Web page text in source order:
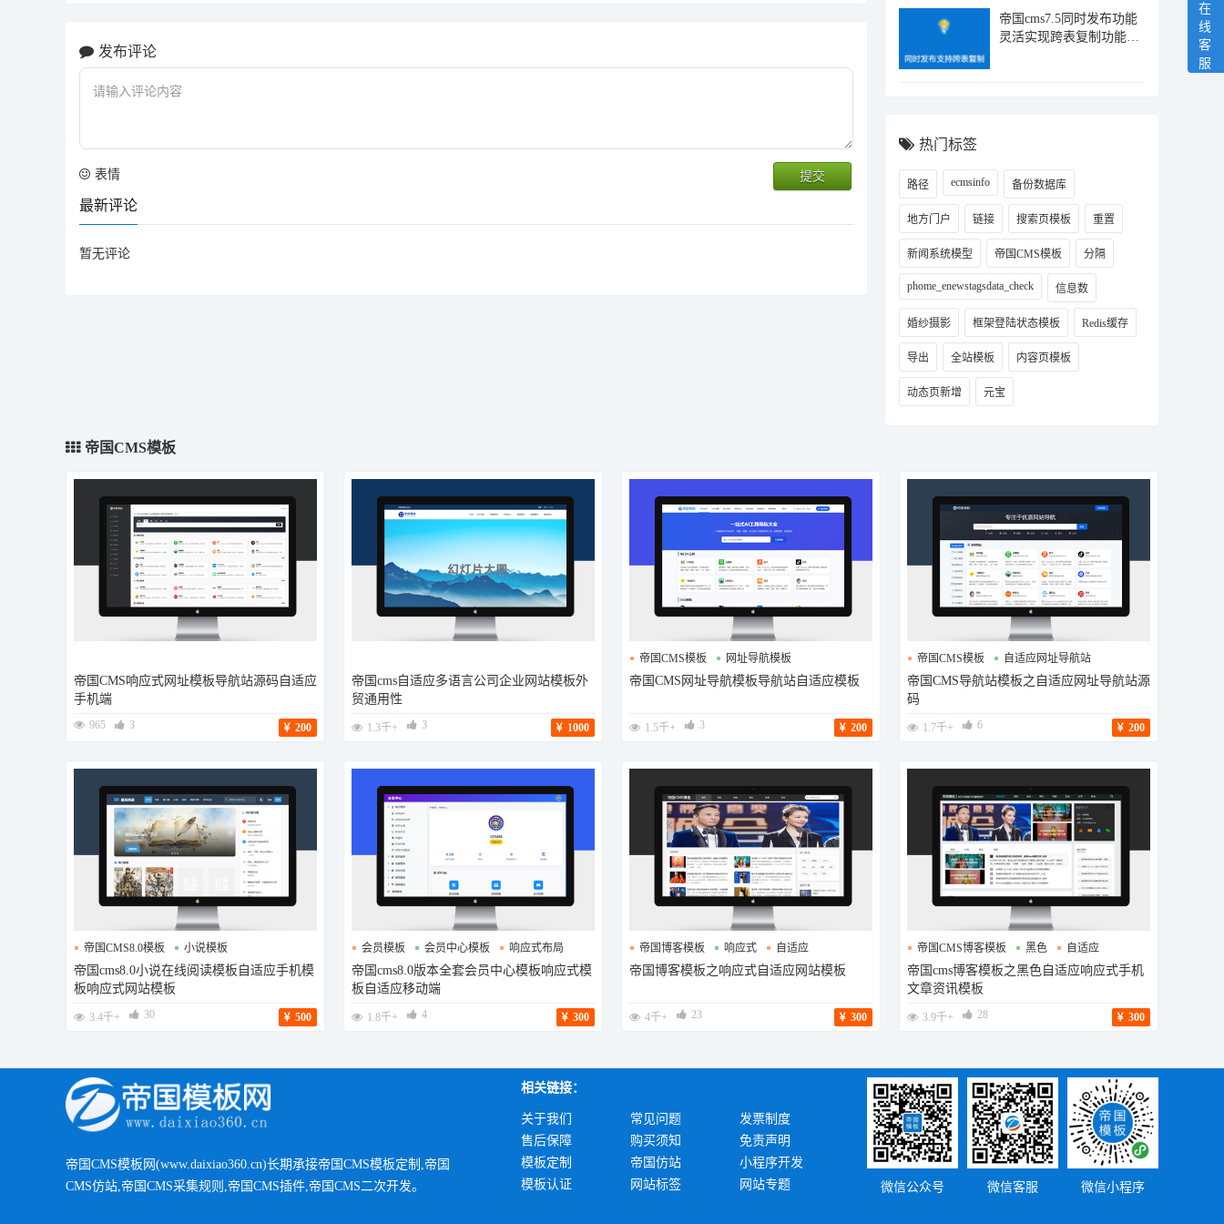
发布评论
表情
最新评论
暂无评论
帝国cms7.5同时发布功能
灵活实现跨表复制功能插
热门标签
路径 ecmsinfo 备份数据库
地方门户 链接 搜索页模板 重置
新闻系统模型 帝国CMS‌模板 分隔
phome_enewstagsdata_check 信息数
婚纱摄影 框架登陆状态模板 Redis缓存
导出 全站模板 内容页模板
动态页新增 元宝
帝国CMS模板
帝国CMS响应式网址模板导航站源码自适应
手机端
965 3 200
帝国cms自适应多语言公司企业网站模板外
贸通用性
1.3千+ 3 1000
帝国CMS模板 网址导航模板
AI导航站模板
帝国CMS网址导航模板导航站自适应模板
1.5千+ 3 200
帝国CMS模板 自适应网址导航站
导航站模板
帝国CMS导航站模板之自适应网址导航站源
码
1.7千+ 6 200
帝国CMS8.0模板 小说模板
自适应手机模板
帝国cms8.0小说在线阅读模板自适应手机模
板响应式网站模板
3.4千+ 30 500
会员模板 会员中心模板 响应式布局
帝国cms8.0版本全套会员中心模板响应式模
板自适应移动端
1.8千+ 4 300
帝国博客模板 响应式 自适应
帝国博客模板之响应式自适应网站模板
4千+ 23 300
帝国CMS博客模板 黑色 自适应
帝国cms博客模板之黑色自适应响应式手机
文章资讯模板
3.9千+ 28 300
帝国CMS模板网(www.daixiao360.cn)长期承接帝国CMS模板定制,帝国
CMS仿站,帝国CMS采集规则,帝国CMS插件,帝国CMS二次开发。
相关链接：
关于我们 常见问题
发票制度
售后保障
购买须知
免责声明
模板定制
帝国仿站
小程序开发
模板认证
网站标签 网站专题 微信公众号 微信客服 微信小程序
在
线
客
服